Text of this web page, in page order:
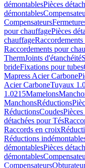
démontablesPièces
démontables
Compensateurs
pour chauffagePièces
chauffage
Raccordements pour
ThermJoints d'étanchéité
brideFixations pour tubes
Mapress Acier Carbone
Acier CarboneTuyaux
1.0215Mamelons
ManchonsRéductions
RéductionsCoudes
détachées pour Tés
Raccords en croix
Réductions
démontablesPièces
démontables
Compensateurs